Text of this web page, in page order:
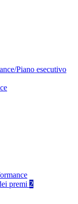
Piano esecutivo
premi 2